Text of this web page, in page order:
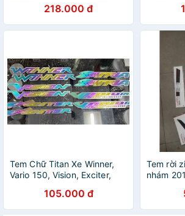
218.000 đ
Tem Chữ Titan Xe Winner,
Vario 150, Vision, Exciter,
105.000 đ
Tem rời
nhám